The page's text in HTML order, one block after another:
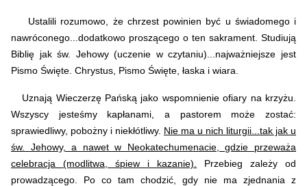
Ustalili rozumowo, że chrzest powinien być u świadomego i
nawróconego...dodatkowo proszącego o ten sakrament. Studiują
Biblię jak św. Jehowy (uczenie w czytaniu)...najważniejsze jest
Pismo Święte. Chrystus, Pismo Święte, łaska i wiara.
Uznają Wieczerzę Pańską jako wspomnienie ofiary na krzyżu.
Wszyscy jesteśmy kapłanami, a pastorem może zostać:
sprawiedliwy, pobożny i niekłótliwy. Nie ma u nich liturgii...tak jak u
św. Jehowy, a nawet w Neokatechumenacie, gdzie przeważa
celebracja (modlitwa, śpiew i kazanie).
Przebieg zależy od
prowadzącego. Po co tam chodzić, gdy nie ma zjednania z